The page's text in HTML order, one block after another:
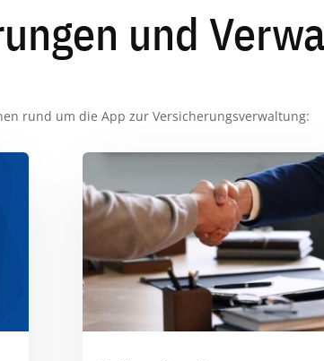
und
rund um die App zur Versicherungsverwaltung: